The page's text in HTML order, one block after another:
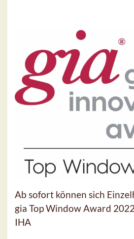
Ab sofort können sich
gia Top Window Award
IHA